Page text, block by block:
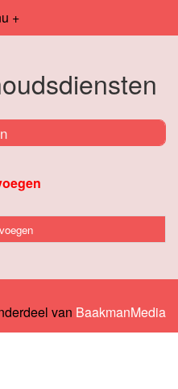
+
van BaakmanMedia